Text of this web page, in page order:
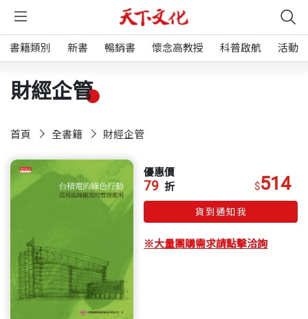
書籍類別 新書 暢銷書 懷念高教授 科普啟航 活動
財經企管
首頁 全書籍 財經企管
優惠價
79 折 $514
貨到通知我
※大量團購需求請點擊洽詢